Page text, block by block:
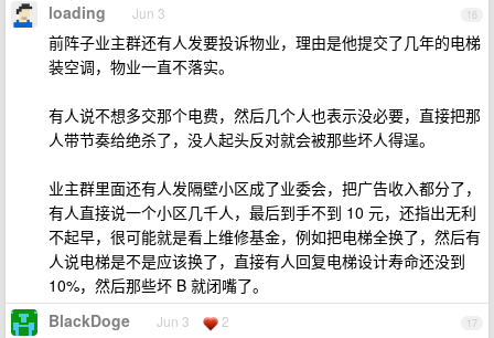
16
loading Jun 3
前阵子业主群还有人发要投诉物业，理由是他提交了几年的电梯
装空调，物业一直不落实。
有人说不想多交那个电费，然后几个人也表示没必要，直接把那
人带节奏给绝杀了，没人起头反对就会被那些坏人得逞。
业主群里面还有人发隔壁小区成了业委会，把广告收入都分了，
有人直接说一个小区几千人，最后到手不到 10 元，还指出无利
不起早，很可能就是看上维修基金，例如把电梯全换了，然后有
人说电梯是不是应该换了，直接有人回复电梯设计寿命还没到
10%，然后那些坏 B 就闭嘴了。
17
BlackDoge Jun 3 2